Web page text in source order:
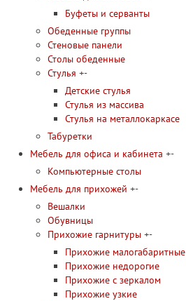
Буфеты и серванты
Обеденные группы
Стеновые панели
Столы обеденные
Стулья +-
Детские стулья
Стулья из массива
Стулья на металлокаркасе
Табуретки
Мебель для офиса и кабинета +-
Компьютерные столы
Мебель для прихожей +-
Вешалки
Обувницы
Прихожие гарнитуры +-
Прихожие малогабаритные
Прихожие недорогие
Прихожие с зеркалом
Прихожие узкие